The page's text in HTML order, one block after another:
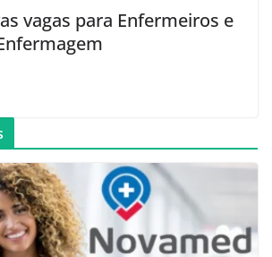
vagas para Enfermeiros e